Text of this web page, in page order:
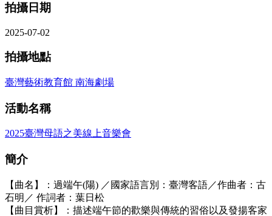
拍攝日期
2025-07-02
拍攝地點
臺灣藝術教育館 南海劇場
活動名稱
2025臺灣母語之美線上音樂會
簡介
【曲名】：過端午(陽) ／國家語言別：臺灣客語／作曲者：古
石明／ 作詞者：葉日松
【曲目賞析】：描述端午節的歡樂與傳統的習俗以及發揚客家